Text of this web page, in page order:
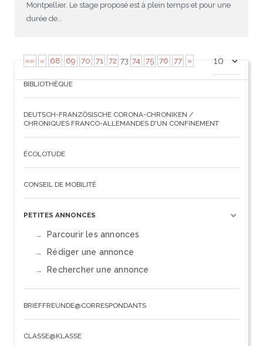
Montpellier. Le stage proposé est à plein temps et pour une
durée de…
«« « 68 69 70 71 72 73 74 75 76 77 »
BIBLIOTHÈQUE
DEUTSCH-FRANZÖSISCHE CORONA-CHRONIKEN /
CHRONIQUES FRANCO-ALLEMANDES D'UN CONFINEMENT
ÉCOLOTUDE
CONSEIL DE MOBILITÉ
PETITES ANNONCES
Parcourir les annonces
Rédiger une annonce
Rechercher une annonce
BRIEFFREUNDE@CORRESPONDANTS
CLASSE@KLASSE